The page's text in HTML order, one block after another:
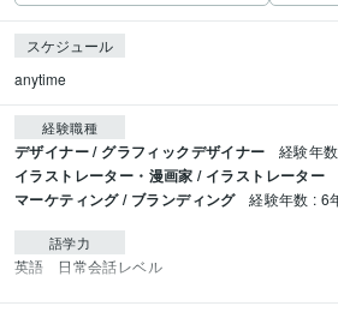
スケジュール
anytime
経験職種
デザイナー / グラフィックデザイナー 経験年
イラストレーター・漫画家 / イラストレーター
マーケティング / ブランディング 経験年数 : 6
語学力
英語 日常会話レベル